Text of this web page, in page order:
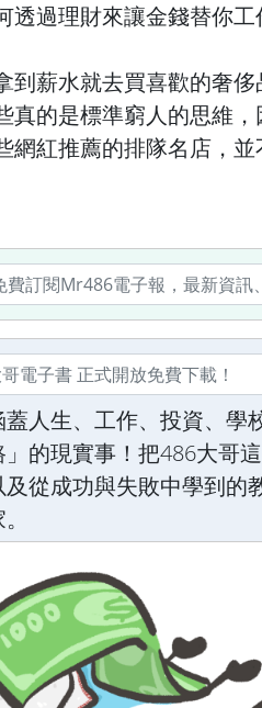
透過理財來讓金錢替你工
到薪水就去買喜歡的奢
真的是標準窮人的思維，
網紅推薦的排隊名店，
蓋人生、工作、投資、學
」的現實事！把486大哥
及從成功與失敗中學到的